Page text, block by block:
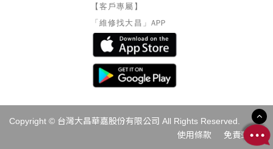
【客戶專屬】
「維修找大昌」APP
Copyright © 台灣大昌華嘉股份有限公司 All Rights Reserved.
免責聲明
使用條款